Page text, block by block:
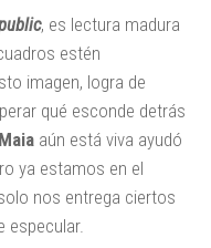
, es lectura madura
estén
imagen, logra de
qué esconde detrás
Maia aún está viva ayudó
ya estamos en el
nos entrega ciertos
especular.